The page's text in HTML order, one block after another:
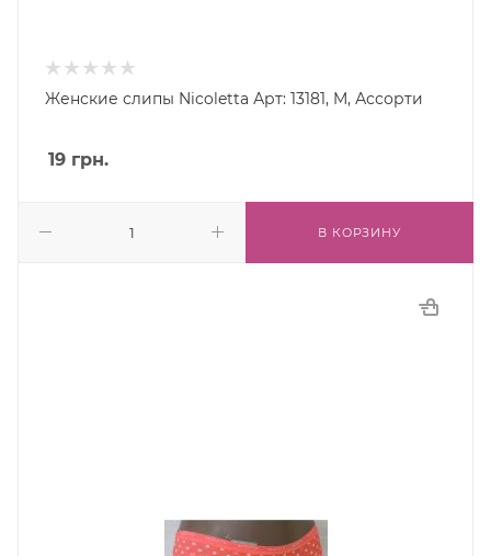
Женские слипы Nicoletta Арт: 13181, M, Ассорти
19 грн.
В КОРЗИНУ